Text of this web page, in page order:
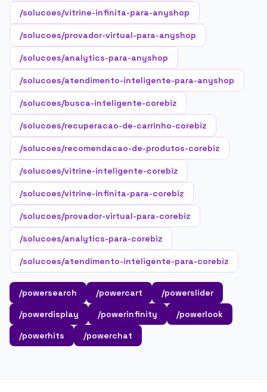
/solucoes/vitrine-infinita-para-anyshop
/solucoes/provador-virtual-para-anyshop
/solucoes/analytics-para-anyshop
/solucoes/atendimento-inteligente-para-anyshop
/solucoes/busca-inteligente-corebiz
/solucoes/recuperacao-de-carrinho-corebiz
/solucoes/recomendacao-de-produtos-corebiz
/solucoes/vitrine-inteligente-corebiz
/solucoes/vitrine-infinita-para-corebiz
/solucoes/provador-virtual-para-corebiz
/solucoes/analytics-para-corebiz
/solucoes/atendimento-inteligente-para-corebiz
/powersearch /powercart
/powerslider
/powerdisplay
/powerinfinity
/powerlook
/powerhits
/powerchat